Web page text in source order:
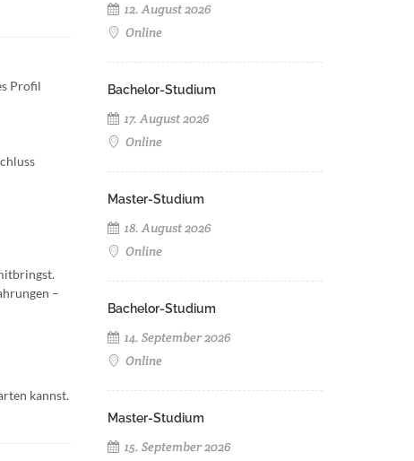
Profil
–
kannst.
12. August 2026
Online
Bachelor-Studium
17. August 2026
Online
Master-Studium
18. August 2026
Online
Bachelor-Studium
14. September 2026
Online
Master-Studium
15. September 2026